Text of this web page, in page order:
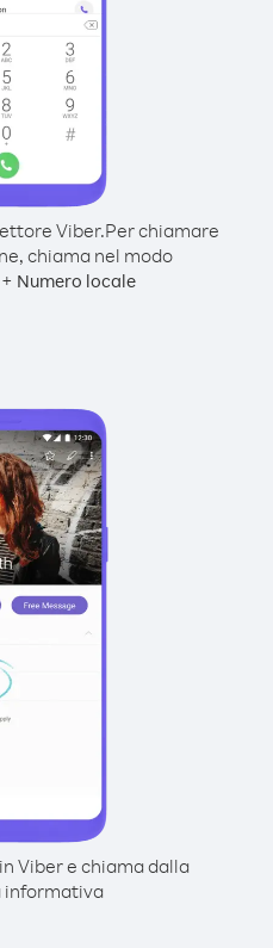
Viber.Per chiamare
chiama nel modo
+ Numero locale
Viber e chiama dalla
informativa